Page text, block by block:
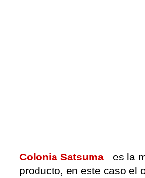
Colonia Satsuma - es la
producto, en este caso el